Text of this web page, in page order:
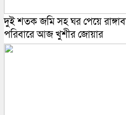
দুই শতক জমি সহ ঘর পেয়ে
পরিবারে আজ খুশীর জোয়ার